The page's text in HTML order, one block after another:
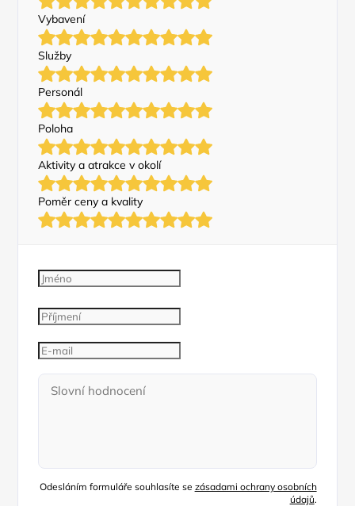
Vybavení
Služby
Personál
Poloha
Aktivity a atrakce v okolí
Poměr ceny a kvality
Odesláním formuláře souhlasíte se zásadami ochrany osobních
údajů.